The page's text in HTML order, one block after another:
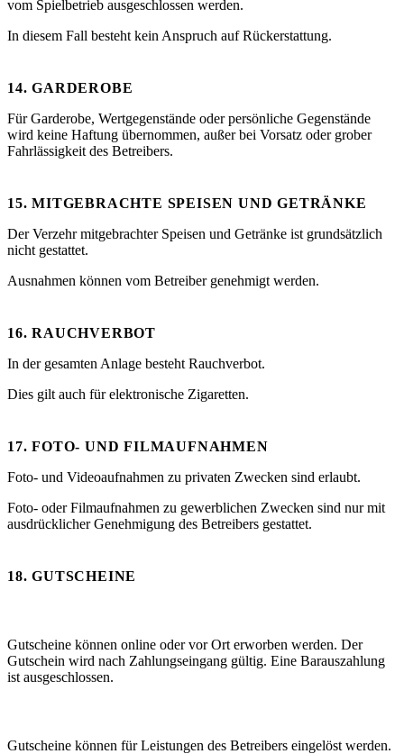
vom Spielbetrieb ausgeschlossen werden.
In diesem Fall besteht kein Anspruch auf Rückerstattung.
14. GARDEROBE
Für Garderobe, Wertgegenstände oder persönliche Gegenstände
wird keine Haftung übernommen, außer bei Vorsatz oder grober
Fahrlässigkeit des Betreibers.
15. MITGEBRACHTE SPEISEN UND GETRÄNKE
Der Verzehr mitgebrachter Speisen und Getränke ist grundsätzlich
nicht gestattet.
Ausnahmen können vom Betreiber genehmigt werden.
16. RAUCHVERBOT
In der gesamten Anlage besteht Rauchverbot.
Dies gilt auch für elektronische Zigaretten.
17. FOTO- UND FILMAUFNAHMEN
Foto- und Videoaufnahmen zu privaten Zwecken sind erlaubt.
Foto- oder Filmaufnahmen zu gewerblichen Zwecken sind nur mit
ausdrücklicher Genehmigung des Betreibers gestattet.
18. GUTSCHEINE
Gutscheine können online oder vor Ort erworben werden. Der
Gutschein wird nach Zahlungseingang gültig. Eine Barauszahlung
ist ausgeschlossen.
Gutscheine können für Leistungen des Betreibers eingelöst werden.